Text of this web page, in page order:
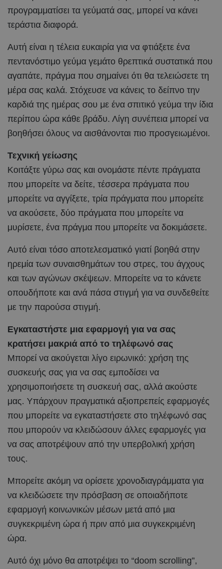
προγραμματίσει τα γεύματά σας, μπορεί να κάνει
τεράστια διαφορά.
Αυτή είναι η τέλεια ευκαιρία για να φτιάξετε ένα
πεντανόστιμο γεύμα γεμάτο θρεπτικά συστατικά που
αγαπάτε, πράγμα που σημαίνει ότι θα τελειώσετε τη
μέρα σας καλά. Στόχευσε να κάνεις το δείπνο την
καρδιά της ημέρας σου με ένα σπιτικό γεύμα την ίδια
περίπου ώρα κάθε βράδυ. Λίγη συνέπεια μπορεί να
βοηθήσει όλους να αισθάνονται πιο προσγειωμένοι.
Τεχνική γείωσης
Κοιτάξτε γύρω σας και ονομάστε πέντε πράγματα
που μπορείτε να δείτε, τέσσερα πράγματα που
μπορείτε να αγγίξετε, τρία πράγματα που μπορείτε
να ακούσετε, δύο πράγματα που μπορείτε να
μυρίσετε, ένα πράγμα που μπορείτε να δοκιμάσετε.
Αυτό είναι τόσο αποτελεσματικό γιατί βοηθά στην
ηρεμία των συναισθημάτων του στρες, του άγχους
και των αγώνων σκέψεων. Μπορείτε να το κάνετε
οπουδήποτε και ανά πάσα στιγμή για να συνδεθείτε
με την παρούσα στιγμή.
Εγκαταστήστε μια εφαρμογή για να σας
κρατήσει μακριά από το τηλέφωνό σας
Μπορεί να ακούγεται λίγο ειρωνικό: χρήση της
συσκευής σας για να σας εμποδίσει να
χρησιμοποιήσετε τη συσκευή σας, αλλά ακούστε
μας. Υπάρχουν πραγματικά αξιοπρεπείς εφαρμογές
που μπορείτε να εγκαταστήσετε στο τηλέφωνό σας
που μπορούν να κλειδώσουν άλλες εφαρμογές για
να σας αποτρέψουν από την υπερβολική χρήση
τους.
Μπορείτε ακόμη να ορίσετε χρονοδιαγράμματα για
να κλειδώσετε την πρόσβαση σε οποιαδήποτε
εφαρμογή κοινωνικών μέσων μετά από μια
συγκεκριμένη ώρα ή πριν από μια συγκεκριμένη
ώρα.
Αυτό όχι μόνο θα αποτρέψει το “doom scrolling”,